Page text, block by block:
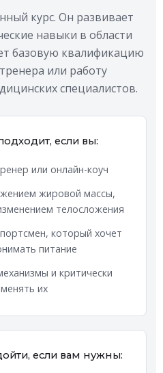
курс. Он развивает
навыки в области
базовую квалификацию
или работу
специалистов.
если вы:
или онлайн-коуч
жировой массы,
телосложения
который хочет
питание
и критически
их
если вам нужны: